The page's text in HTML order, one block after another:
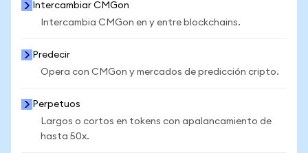
Intercambiar CMGon
Intercambia CMGon en y entre blockchains.
Predecir
Opera con CMGon y mercados de predicción cripto.
Perpetuos
Largos o cortos en tokens con apalancamiento de
hasta 50x.